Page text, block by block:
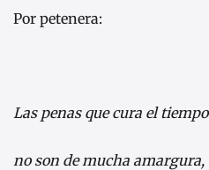
Por petenera:
Las penas que cura el tiempo
no son de mucha amargura,